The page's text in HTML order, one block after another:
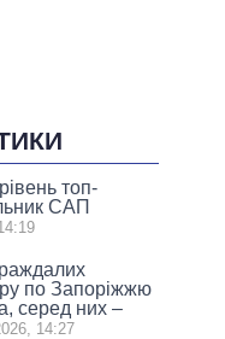
топ-
САП
по Запоріжжю
серед них –
14:27